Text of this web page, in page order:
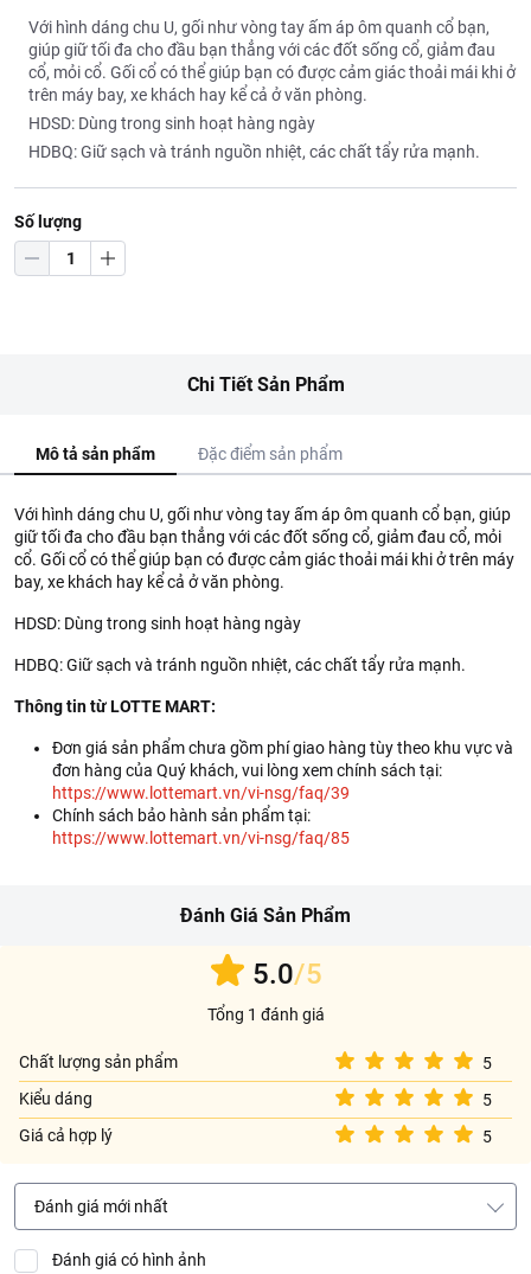
Với hình dáng chu U, gối như vòng tay ấm áp ôm quanh cổ bạn,
giúp giữ tối đa cho đầu bạn thẳng với các đốt sống cổ, giảm đau
cổ, mỏi cổ. Gối cổ có thể giúp bạn có được cảm giác thoải mái khi ở
trên máy bay, xe khách hay kể cả ở văn phòng.
HDSD: Dùng trong sinh hoạt hàng ngày
HDBQ: Giữ sạch và tránh nguồn nhiệt, các chất tẩy rửa mạnh.
Số lượng
Chi Tiết Sản Phẩm
Mô tả sản phẩm Đặc điểm sản phẩm
Với hình dáng chu U, gối như vòng tay ấm áp ôm quanh cổ bạn, giúp
giữ tối đa cho đầu bạn thẳng với các đốt sống cổ, giảm đau cổ, mỏi
cổ. Gối cổ có thể giúp bạn có được cảm giác thoải mái khi ở trên máy
bay, xe khách hay kể cả ở văn phòng.
HDSD: Dùng trong sinh hoạt hàng ngày
HDBQ: Giữ sạch và tránh nguồn nhiệt, các chất tẩy rửa mạnh.
Thông tin từ LOTTE MART:
Đơn giá sản phẩm chưa gồm phí giao hàng tùy theo khu vực và
đơn hàng của Quý khách, vui lòng xem chính sách tại:
https://www.lottemart.vn/vi-nsg/faq/39
Chính sách bảo hành sản phẩm tại:
https://www.lottemart.vn/vi-nsg/faq/85
Đánh Giá Sản Phẩm
5.0/5
Tổng 1 đánh giá
Chất lượng sản phẩm
5
Kiểu dáng
5
Giá cả hợp lý
5
Đánh giá mới nhất
Đánh giá có hình ảnh